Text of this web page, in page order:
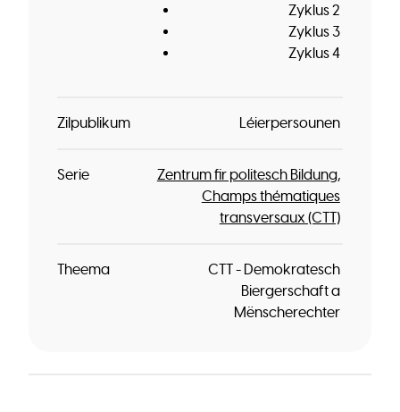
Zyklus 2
Zyklus 3
Zyklus 4
Zilpublikum Léierpersounen
Serie
Zentrum fir politesch Bildung
Champs thématiques
transversaux (CTT)
Theema
CTT - Demokratesch
Biergerschaft a
Mënscherechter